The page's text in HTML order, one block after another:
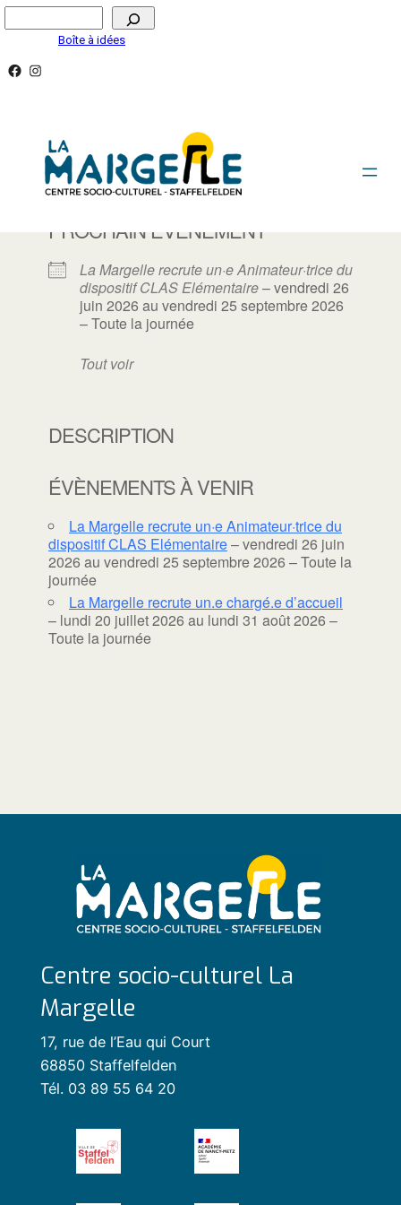
Aller
au
Facebook
Instagram
Boîte à idées
EMPLOI
PROCHAIN ÉVÈNEMENT
La Margelle recrute un·e Animateur·trice du
dispositif CLAS Elémentaire– vendredi 26
juin 2026 au vendredi 25 septembre 2026
– Toute la journée
Tout voir
DESCRIPTION
ÉVÈNEMENTS À VENIR
La Margelle recrute un·e Animateur·trice du
dispositif CLAS Elémentaire– vendredi 26 juin
2026 au vendredi 25 septembre 2026 – Toute la
journée
La Margelle recrute un.e chargé.e d’accueil
– lundi 20 juillet 2026 au lundi 31 août 2026 –
Toute la journée
Centre socio-culturel La
Margelle
17, rue de l’Eau qui Court
68850 Staffelfelden
Tél. 03 89 55 64 20